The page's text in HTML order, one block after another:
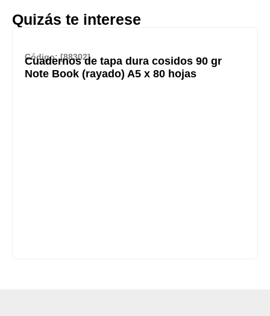
Quizás te interese
Código: [88302]
Cuadernos de tapa dura cosidos 90 gr
Note Book (rayado) A5 x 80 hojas